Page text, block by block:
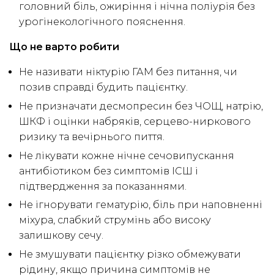
головний біль, ожиріння і нічна поліурія без
урогінекологічного пояснення.
Що не варто робити
Не називати ніктурію ГАМ без питання, чи
позив справді будить пацієнтку.
Не призначати десмопресин без ЧОЩ, натрію,
ШКФ і оцінки набряків, серцево-ниркового
ризику та вечірнього пиття.
Не лікувати кожне нічне сечовипускання
антибіотиком без симптомів ІСШ і
підтвердження за показаннями.
Не ігнорувати гематурію, біль при наповненні
міхура, слабкий струмінь або високу
залишкову сечу.
Не змушувати пацієнтку різко обмежувати
рідину, якщо причина симптомів не